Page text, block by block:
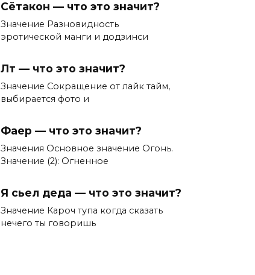
Сётакон — что это значит?
Значение Разновидность
эротической манги и додзинси
Лт — что это значит?
Значение Сокращение от лайк тайм,
выбирается фото и
Фаер — что это значит?
Значения Основное значение Огонь.
Значение (2): Огненное
Я сьел деда — что это значит?
Значение Кароч тупа когда сказать
нечего ты говоришь